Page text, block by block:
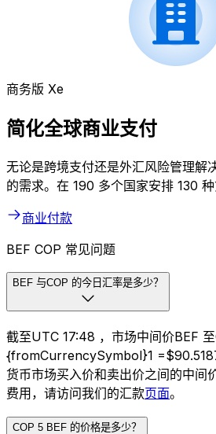
商务版 Xe
简化全球商业支付
无论是跨境支付还是外汇风险管理解
的需求。在 190 多个国家安排 130 种
商业付款
BEF COP 常见问题
BEF 与COP 的今日汇率是多少？
截至UTC 17:48 ，市场中间价BEF
{fromCurrencySymbol}1
货币市场买入价和卖出价之间的中间
费用，请访问我们的汇款页面。
COP 5 BEF 的价格是多少？